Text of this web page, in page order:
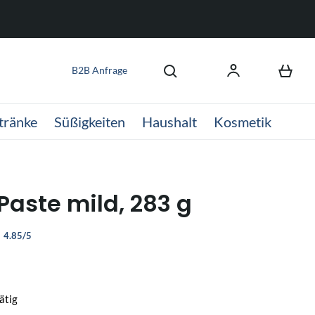
B2B Anfrage
Süßigkeiten Haushalt Kosmetik
mild, 283 g
4.85/5